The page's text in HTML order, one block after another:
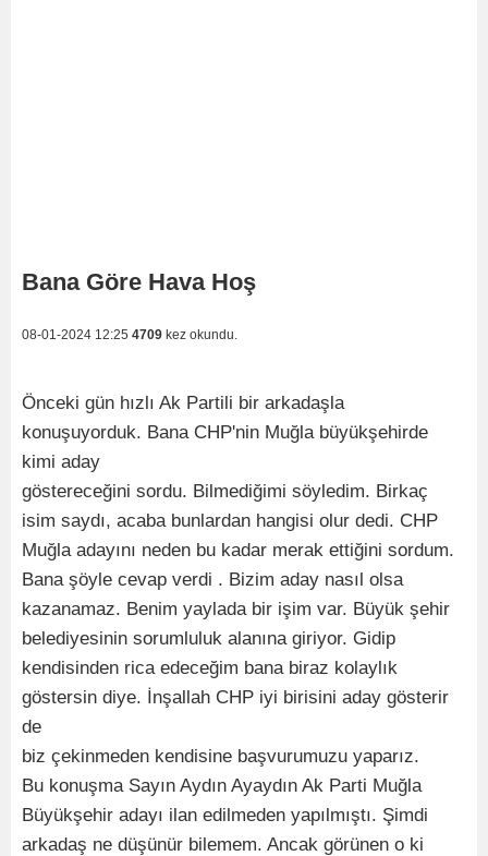
Bana Göre Hava Hoş
08-01-2024 12:25 4709 kez okundu.
Önceki gün hızlı Ak Partili bir arkadaşla
konuşuyorduk. Bana CHP'nin Muğla büyükşehirde
kimi aday
göstereceğini sordu. Bilmediğimi söyledim. Birkaç
isim saydı, acaba bunlardan hangisi olur dedi. CHP
Muğla adayını neden bu kadar merak ettiğini sordum.
Bana şöyle cevap verdi . Bizim aday nasıl olsa
kazanamaz. Benim yaylada bir işim var. Büyük şehir
belediyesinin sorumluluk alanına giriyor. Gidip
kendisinden rica edeceğim bana biraz kolaylık
göstersin diye. İnşallah CHP iyi birisini aday gösterir
de
biz çekinmeden kendisine başvurumuzu yaparız.
Bu konuşma Sayın Aydın Ayaydın Ak Parti Muğla
Büyükşehir adayı ilan edilmeden yapılmıştı. Şimdi
arkadaş ne düşünür bilemem. Ancak görünen o ki